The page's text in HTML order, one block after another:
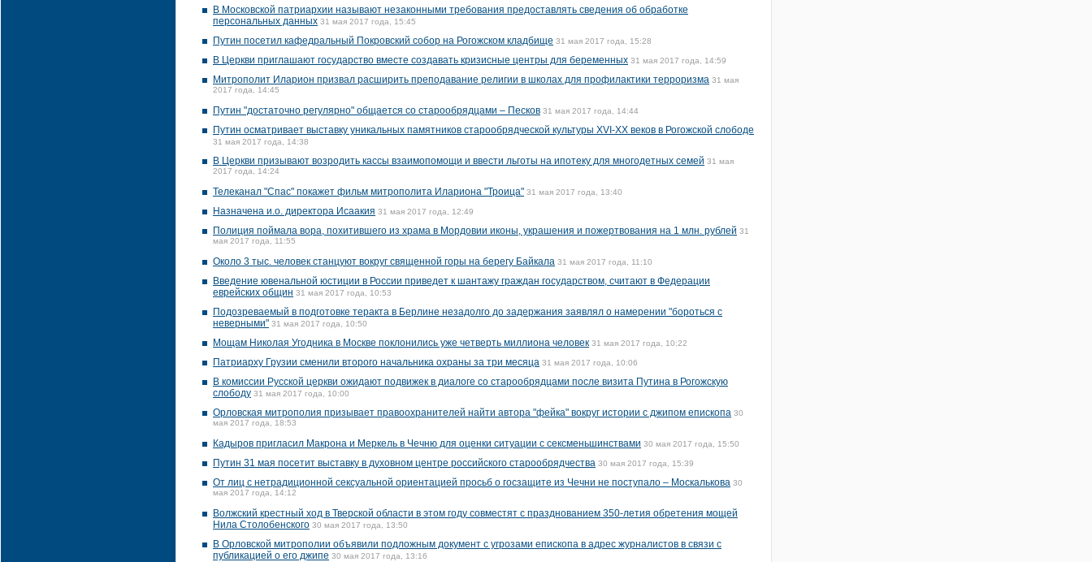
В Московской патриархии называют незаконными требования предоставлять сведения об обработке
персональных данных 31 мая 2017 года, 15:45
Путин посетил кафедральный Покровский собор на Рогожском кладбище 31 мая 2017 года, 15:28
В Церкви приглашают государство вместе создавать кризисные центры для беременных 31 мая 2017 года, 14:59
Митрополит Иларион призвал расширить преподавание религии в школах для профилактики терроризма 31 мая
2017 года, 14:45
Путин "достаточно регулярно" общается со старообрядцами – Песков 31 мая 2017 года, 14:44
Путин осматривает выставку уникальных памятников старообрядческой культуры XVI-XX веков в Рогожской слободе
31 мая 2017 года, 14:38
В Церкви призывают возродить кассы взаимопомощи и ввести льготы на ипотеку для многодетных семей 31 мая
2017 года, 14:24
Телеканал "Спас" покажет фильм митрополита Илариона "Троица" 31 мая 2017 года, 13:40
Назначена и.о. директора Исаакия 31 мая 2017 года, 12:49
Полиция поймала вора, похитившего из храма в Мордовии иконы, украшения и пожертвования на 1 млн. рублей 31
мая 2017 года, 11:55
Около 3 тыс. человек станцуют вокруг священной горы на берегу Байкала 31 мая 2017 года, 11:10
Введение ювенальной юстиции в России приведет к шантажу граждан государством, считают в Федерации
еврейских общин 31 мая 2017 года, 10:53
Подозреваемый в подготовке теракта в Берлине незадолго до задержания заявлял о намерении "бороться с
неверными" 31 мая 2017 года, 10:50
Мощам Николая Угодника в Москве поклонились уже четверть миллиона человек 31 мая 2017 года, 10:22
Патриарху Грузии сменили второго начальника охраны за три месяца 31 мая 2017 года, 10:06
В комиссии Русской церкви ожидают подвижек в диалоге со старообрядцами после визита Путина в Рогожскую
слободу 31 мая 2017 года, 10:00
Орловская митрополия призывает правоохранителей найти автора "фейка" вокруг истории с джипом епископа 30
мая 2017 года, 18:53
Кадыров пригласил Макрона и Меркель в Чечню для оценки ситуации с сексменьшинствами 30 мая 2017 года, 15:50
Путин 31 мая посетит выставку в духовном центре российского старообрядчества 30 мая 2017 года, 15:39
От лиц с нетрадиционной сексуальной ориентацией просьб о госзащите из Чечни не поступало – Москалькова 30
мая 2017 года, 14:12
Волжский крестный ход в Тверской области в этом году совместят с празднованием 350-летия обретения мощей
Нила Столобенского 30 мая 2017 года, 13:50
В Орловской митрополии объявили подложным документ с угрозами епископа в адрес журналистов в связи с
публикацией о его джипе 30 мая 2017 года, 13:16